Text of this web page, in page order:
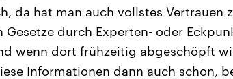
da hat man auch vollstes Vertrauen
Gesetze durch Experten- oder
wenn dort frühzeitig abgeschöpft
Informationen dann auch schon,